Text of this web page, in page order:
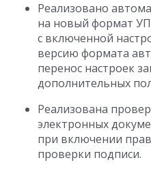
Реализовано
на новый формат
с включенной
версию формата
перенос настроек
дополнительных
Реализована
электронных
при включении
проверки подписи.